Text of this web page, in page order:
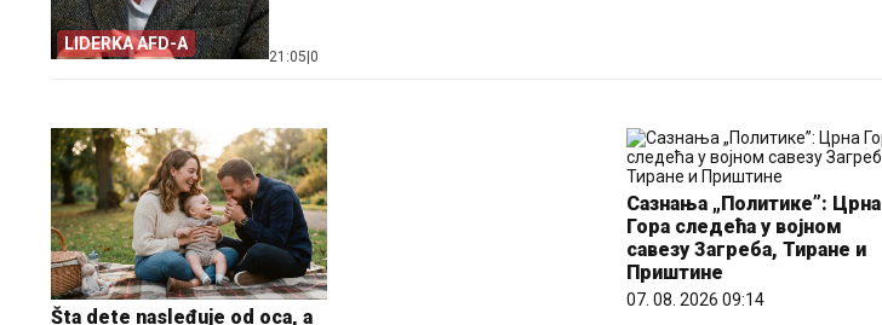
LIDERKA AFD-A
21:05 0
Šta dete nasleđuje od oca, a
Сазнања „Политике”: Црна
Гора следећа у војном
савезу Загреба, Тиране и
Приштине
07. 08. 2026 09:14